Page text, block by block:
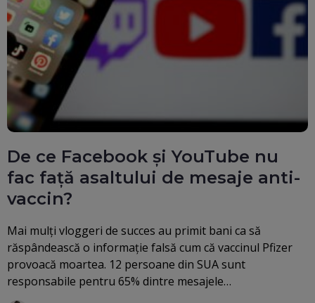
De ce Facebook și YouTube nu
fac față asaltului de mesaje anti-
vaccin?
Mai mulți vloggeri de succes au primit bani ca să
răspândească o informație falsă cum că vaccinul Pfizer
provoacă moartea. 12 persoane din SUA sunt
responsabile pentru 65% dintre mesajele…